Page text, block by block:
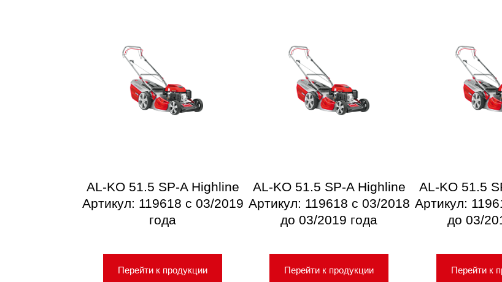
AL-KO 51.5 SP-A Highline
Артикул: 119618 с 03/2019
года
Перейти к продукции
AL-KO 51.5 SP-A Highline
Артикул: 119618 с 03/2018
до 03/2019 года
Перейти к продукции
AL-KO 51.5
Артикул:
до 03/
Перейти к